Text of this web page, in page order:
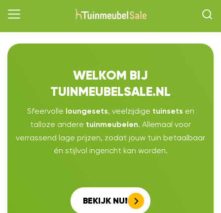
WELKOM BIJ
TUINMEUBELSALE.NL
Sfeervolle loungesets, veelzijdige tuinsets en
talloze andere tuinmeubelen. Allemaal voor
verrassend lage prijzen, zodat jouw tuin betaalbaar
én stijlvol ingericht kan worden.
BEKIJK NU!